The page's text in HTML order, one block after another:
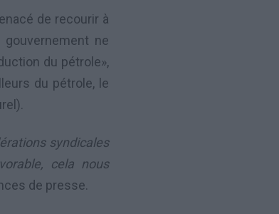
de recourir à
ne
du pétrole»,
du pétrole, le
syndicales
cela nous
de presse.